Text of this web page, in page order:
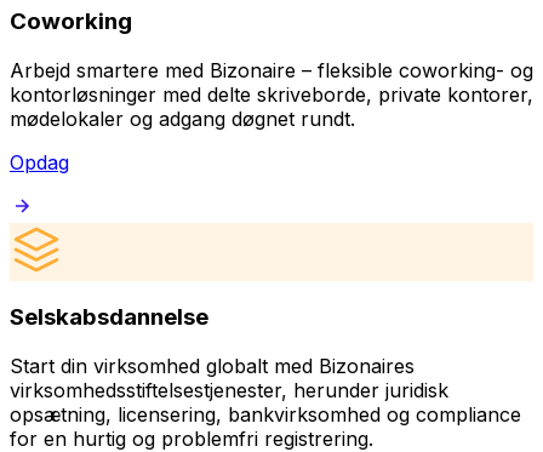
Coworking
Arbejd smartere med Bizonaire – fleksible coworking- og
kontorløsninger med delte skriveborde, private kontorer,
mødelokaler og adgang døgnet rundt.
Opdag
Selskabsdannelse
Start din virksomhed globalt med Bizonaires
virksomhedsstiftelsestjenester, herunder juridisk
opsætning, licensering, bankvirksomhed og compliance
for en hurtig og problemfri registrering.